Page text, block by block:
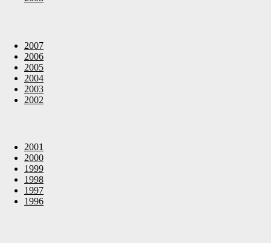
2007
2006
2005
2004
2003
2002
2001
2000
1999
1998
1997
1996